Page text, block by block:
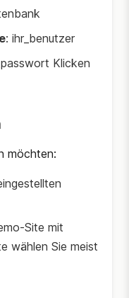
: ihr_benutzer
Klicken
möchten:
Site mit
wählen Sie meist